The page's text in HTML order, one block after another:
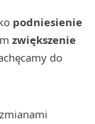
podniesienie
zwiększenie
do